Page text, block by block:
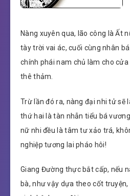
Nàng xuyên qua, lão công là Ất
tày trời vai ác, cuối cùng nhân
chính phái nam chủ làm cho
thê thảm.
Trừ lần đó ra, nàng đại nhi tử sẽ
thứ hai là tàn nhẫn tiểu bá
nữ nhi đều là tâm tư xảo trá,
nghiệp tương lai pháo hôi!
Giang Đường thực bắt cấp, nếu
bà, như vậy dựa theo cốt